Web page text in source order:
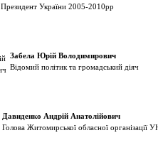
Президент України 2005-2010рр
Забела Юрій Володимирович
Відомий політик та громадський діяч
Давиденко Андрій Анатолійович
Голова Житомирської обласної організації